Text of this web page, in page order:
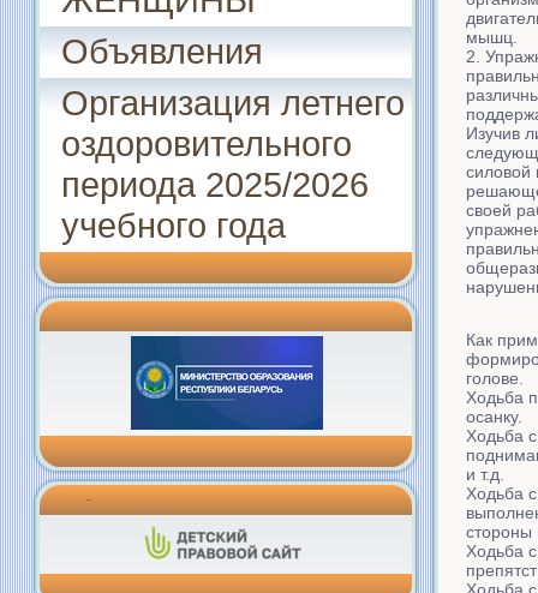
Объявления
Организация летнего
оздоровительного
периода 2025/2026
учебного года
-
мышц.
2.
Изучив
своей
Как
голове.
Ходьба
осанку.
Ходьба
и т.д.
Ходьба
стороны
Ходьба